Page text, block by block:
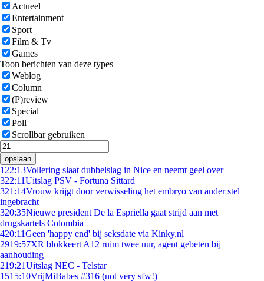
Actueel
Entertainment
Sport
Film & Tv
Games
Toon berichten van deze types
Weblog
Column
(P)review
Special
Poll
Scrollbar gebruiken
opslaan
1 22:13Vollering slaat dubbelslag in Nice en neemt geel over
322:11Uitslag PSV - Fortuna Sittard
321:14Vrouw krijgt door verwisseling het embryo van ander stel
ingebracht
320:35Nieuwe president De la Espriella gaat strijd aan met
drugskartels Colombia
420:11Geen 'happy end' bij seksdate via Kinky.nl
2919:57XR blokkeert A12 ruim twee uur, agent gebeten bij
aanhouding
219:21Uitslag NEC - Telstar
1515:10VrijMiBabes #316 (not very sfw!)